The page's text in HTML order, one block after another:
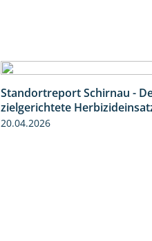
Standortreport Schirnau -
zielgerichtete
20.04.2026